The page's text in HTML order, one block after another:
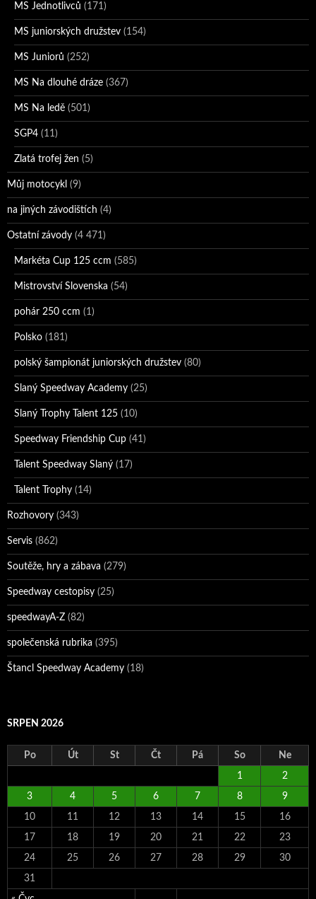
MS Jednotlivců (171)
MS juniorských družstev (154)
MS Juniorů (252)
MS Na dlouhé dráze (367)
MS Na ledě (501)
SGP4 (11)
Zlatá trofej žen (5)
Můj motocykl (9)
na jiných závodištích (4)
Ostatní závody (4 471)
Markéta Cup 125 ccm (585)
Mistrovství Slovenska (54)
pohár 250 ccm (1)
Polsko (181)
polský šampionát juniorských družstev (80)
Slaný Speedway Academy (25)
Slaný Trophy Talent 125 (10)
Speedway Friendship Cup (41)
Talent Speedway Slaný (17)
Talent Trophy (14)
Rozhovory (343)
Servis (862)
Soutěže, hry a zábava (279)
Speedway cestopisy (25)
speedwayA-Z (82)
společenská rubrika (395)
Štancl Speedway Academy (18)
SRPEN 2026
Po Út St Čt Pá So Ne
1 2
3 4 5 6 7 8 9
10 11 12 13 14 15 16
17 18 19 20 21 22 23
24 25 26 27 28 29 30
31